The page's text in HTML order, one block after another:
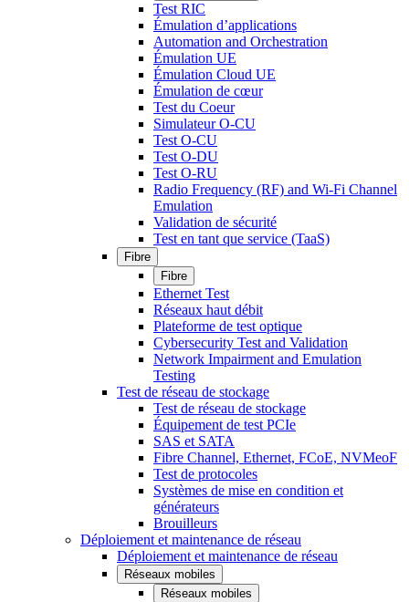
Test RIC
Émulation d’applications
Automation and Orchestration
Émulation UE
Émulation Cloud UE
Émulation de cœur
Test du Coeur
Simulateur O-CU
Test O-CU
Test O-DU
Test O-RU
Radio Frequency (RF) and Wi-Fi Channel
Emulation
Validation de sécurité
Test en tant que service (TaaS)
Fibre
Fibre
Ethernet Test
Réseaux haut débit
Plateforme de test optique
Cybersecurity Test and Validation
Network Impairment and Emulation
Testing
Test de réseau de stockage
Test de réseau de stockage
Équipement de test PCIe
SAS et SATA
Fibre Channel, Ethernet, FCoE, NVMeoF
Test de protocoles
Systèmes de mise en condition et
générateurs
Brouilleurs
Déploiement et maintenance de réseau
Déploiement et maintenance de réseau
Réseaux mobiles
Réseaux mobiles